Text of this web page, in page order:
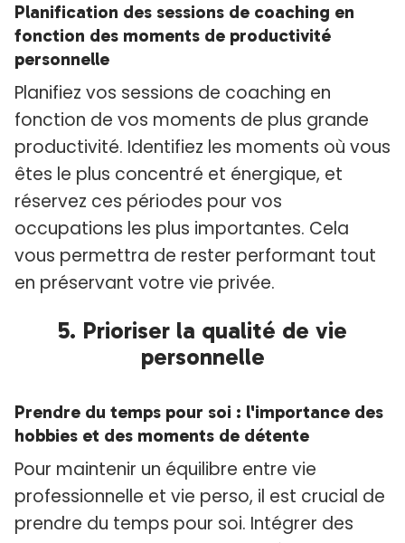
Planification des sessions de coaching en
fonction des moments de productivité
personnelle
Planifiez vos sessions de coaching en
fonction de vos moments de plus grande
productivité. Identifiez les moments où vous
êtes le plus concentré et énergique, et
réservez ces périodes pour vos
occupations les plus importantes. Cela
vous permettra de rester performant tout
en préservant votre vie privée.
5. Prioriser la qualité de vie
personnelle
Prendre du temps pour soi : l'importance des
hobbies et des moments de détente
Pour maintenir un équilibre entre vie
professionnelle et vie perso, il est crucial de
prendre du temps pour soi. Intégrer des